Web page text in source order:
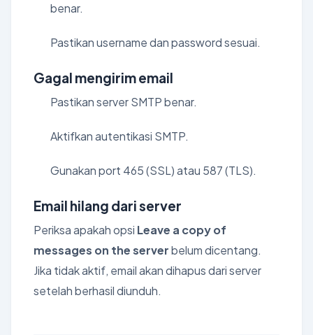
benar.
Pastikan username dan password sesuai.
Gagal mengirim email
Pastikan server SMTP benar.
Aktifkan autentikasi SMTP.
Gunakan port 465 (SSL) atau 587 (TLS).
Email hilang dari server
Periksa apakah opsi Leave a copy of
messages on the serverbelum dicentang.
Jika tidak aktif, email akan dihapus dari server
setelah berhasil diunduh.